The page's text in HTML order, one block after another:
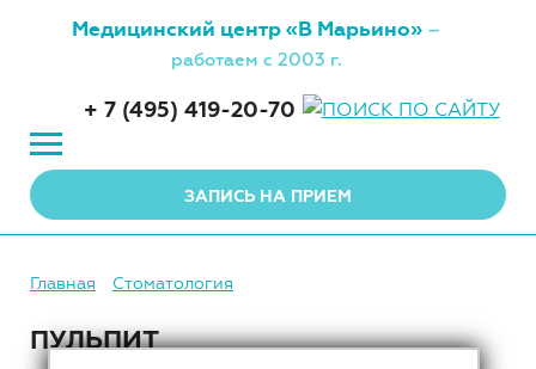
Медицинский центр«В Марьино» –
работаем с 2003 г.
+ 7 (495) 419-20-70
ЗАПИСЬ НА ПРИЕМ
Главная Стоматология
ПУЛЬПИТ